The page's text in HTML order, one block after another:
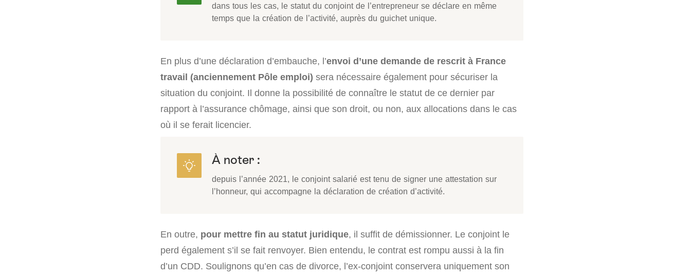
dans tous les cas, le statut du conjoint de l’entrepreneur se déclare en même
temps que la création de l’activité, auprès du guichet unique.
En plus d’une déclaration d’embauche, l’envoi d’une demande de rescrit à France
travail (anciennement Pôle emploi) sera nécessaire également pour sécuriser la
situation du conjoint. Il donne la possibilité de connaître le statut de ce dernier par
rapport à l’assurance chômage, ainsi que son droit, ou non, aux allocations dans le cas
où il se ferait licencier.
À noter :
depuis l’année 2021, le conjoint salarié est tenu de signer une attestation sur
l’honneur, qui accompagne la déclaration de création d’activité.
En outre, pour mettre fin au statut juridique, il suffit de démissionner. Le conjoint le
perd également s’il se fait renvoyer. Bien entendu, le contrat est rompu aussi à la fin
d’un CDD. Soulignons qu’en cas de divorce, l’ex-conjoint conservera uniquement son